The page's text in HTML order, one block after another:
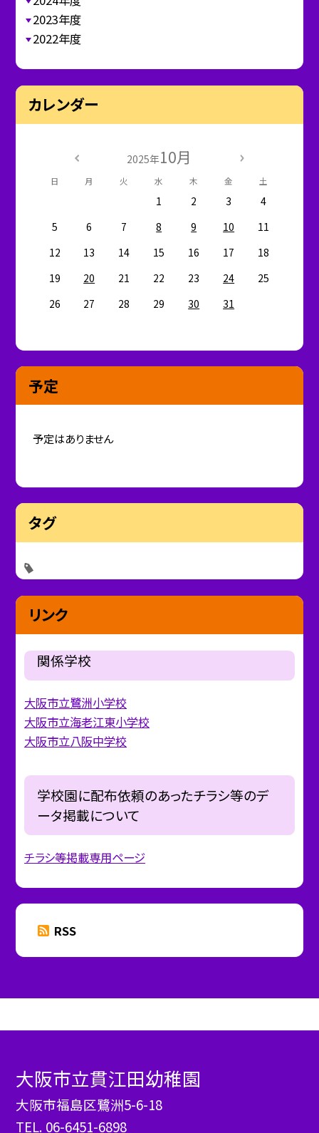
2023年度
2022年度
カレンダー
2025年10月
日 月 火 水 木 金 土
1 2 3
4
5
6 7 8 9 10
11
12
13 14 15 16 17
18
19
20 21 22 23 24
25
26
27 28 29 30 31
予定
予定はありません
タグ
リンク
関係学校
大阪市立鷺洲小学校
大阪市立海老江東小学校
大阪市立八阪中学校
学校園に配布依頼のあったチラシ等のデ
ータ掲載について
チラシ等掲載専用ページ
RSS
大阪市立貫江田幼稚園
大阪市福島区鷺洲5-6-18
TEL. 06-6451-6898